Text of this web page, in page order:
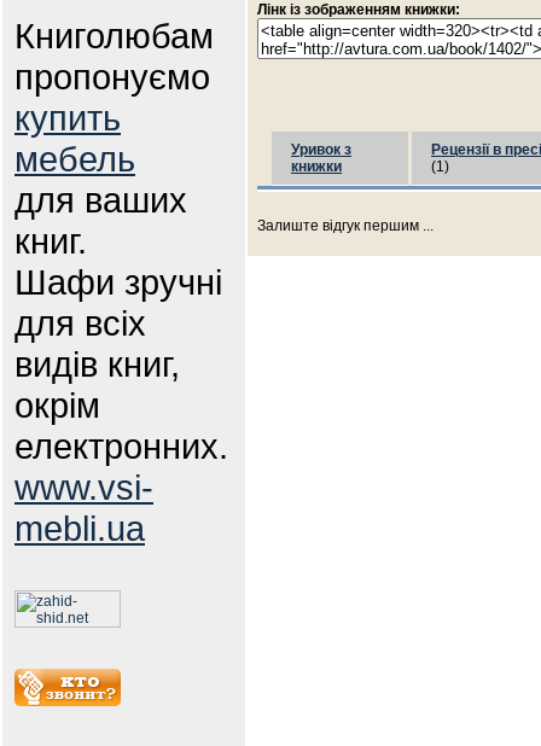
Книголюбам
пропонуємо
купить
мебель
для ваших
книг.
Шафи зручні
для всіх
видів книг,
окрім
електронних.
www.vsi-
mebli.ua
Лінк із зображенням книжки:
Уривок з
книжки
Рецензії в пресі
(1)
Залиште відгук першим ...